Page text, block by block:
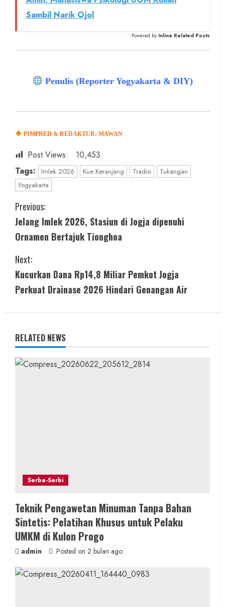
Sambil Narik Ojol
Powered by Inline Related Posts
Penulis (Reporter Yogyakarta & DIY)
PIMPRED & REDAKTUR: MAWAN
Post Views:
10,453
Tags:
Imlek 2026 Kue Keranjang Tradisi
Tukangan
Yogyakarta
C
o
n
t
i
u
e
g
Previous:
Jelang Imlek 2026, Stasiun di Jogja dipenuhi
Ornamen Bertajuk Tionghoa
Next:
Kucurkan Dana Rp14,8 Miliar Pemkot Jogja
Perkuat Drainase 2026 Hindari Genangan Air
RELATED NEWS
Serba-Serbi
Teknik Pengawetan Minuman Tanpa Bahan
Sintetis: Pelatihan Khusus untuk Pelaku
UMKM di Kulon Progo
admin Posted on 2 bulan ago